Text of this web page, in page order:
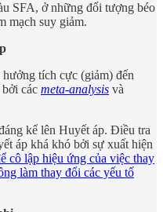
SFA, ở những đối tượng béo
mạch suy giảm.
tích cực (giảm) đến
các meta-analysis và
kể lên Huyết áp. Điều tra
áp khá khó bởi sự xuất hiện
cô lập hiệu ứng của việc thay
làm thay đổi các yếu tố